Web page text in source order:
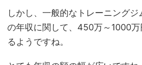
しかし、一般的なトレーニング
の年収に関して、450万～1000
るようですね。